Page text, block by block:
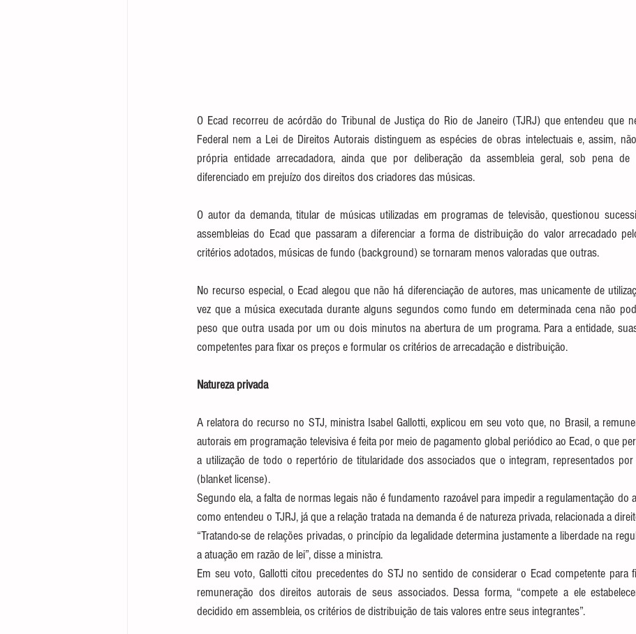
O Ecad recorreu de acórdão do Tribunal de Justiça do Rio de Janeiro (TJRJ) que entendeu que
Federal nem a Lei de Direitos Autorais distinguem as espécies de obras intelectuais e, assim,
própria entidade arrecadadora, ainda que por deliberação da assembleia geral, sob pena de
diferenciado em prejuízo dos direitos dos criadores das músicas.
O autor da demanda, titular de músicas utilizadas em programas de televisão, questionou
assembleias do Ecad que passaram a diferenciar a forma de distribuição do valor arrecadado
critérios adotados, músicas de fundo (background) se tornaram menos valoradas que outras.
No recurso especial, o Ecad alegou que não há diferenciação de autores, mas unicamente de
vez que a música executada durante alguns segundos como fundo em determinada cena não
peso que outra usada por um ou dois minutos na abertura de um programa. Para a entidade,
competentes para fixar os preços e formular os critérios de arrecadação e distribuição.
Natureza privada
A relatora do recurso no STJ, ministra Isabel Gallotti, explicou em seu voto que, no Brasil, a
autorais em programação televisiva é feita por meio de pagamento global periódico ao Ecad, o que
a utilização de todo o repertório de titularidade dos associados que o integram, representados por
(blanket license).
Segundo ela, a falta de normas legais não é fundamento razoável para impedir a regulamentação do
como entendeu o TJRJ, já que a relação tratada na demanda é de natureza privada, relacionada a
“Tratando-se de relações privadas, o princípio da legalidade determina justamente a liberdade na
a atuação em razão de lei”, disse a ministra.
Em seu voto, Gallotti citou precedentes do STJ no sentido de considerar o Ecad competente para
remuneração dos direitos autorais de seus associados. Dessa forma, “compete a ele
decidido em assembleia, os critérios de distribuição de tais valores entre seus integrantes”.